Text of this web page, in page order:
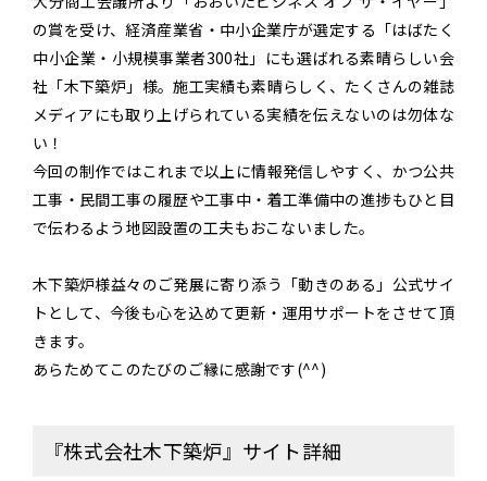
の賞を受け、経済産業省・中小企業庁が選定する「はばたく
中小企業・小規模事業者300社」にも選ばれる素晴らしい会
社「木下築炉」様。施工実績も素晴らしく、たくさんの雑誌
メディアにも取り上げられている実績を伝えないのは勿体な
い！
今回の制作ではこれまで以上に情報発信しやすく、かつ公共
工事・民間工事の履歴や工事中・着工準備中の進捗もひと目
で伝わるよう地図設置の工夫もおこないました。
木下築炉様益々のご発展に寄り添う「動きのある」公式サイ
トとして、今後も心を込めて更新・運用サポートをさせて頂
きます。
あらためてこのたびのご縁に感謝です(^^)
『株式会社木下築炉』サイト詳細